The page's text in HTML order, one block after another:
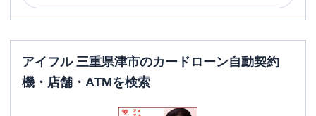
日祝：07:00-24:00
ATM 〇
アイフル 三重県津市のカードローン自動契約
機・店舗・ATMを検索